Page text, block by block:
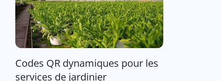
Codes QR dynamiques pour les
services de jardinier